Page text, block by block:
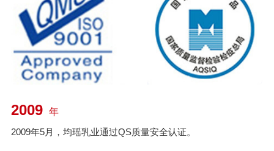
2009 年
2009年5月，均瑶乳业通过QS质量安全认证。